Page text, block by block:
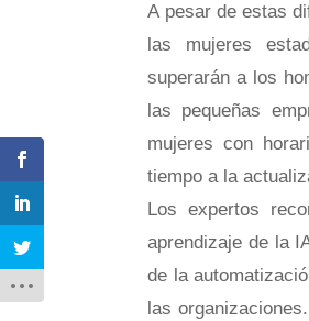
A pesar de estas
las mujeres
superarán a los
las pequeñas
mujeres con
tiempo a la
Los expertos
aprendizaje de la
de la
las